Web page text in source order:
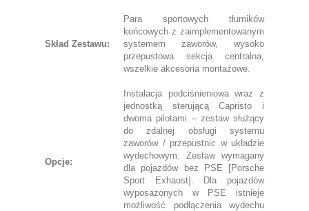
Skład Zestawu:
Para sportowych tłumików
końcowych z zaimplementowanym
systemem zaworów, wysoko
przepustowa sekcja centralna,
wszelkie akcesoria montażowe.
Opcje:
Instalacja podciśnieniowa wraz z
jednostką sterującą Capristo i
dwoma pilotami – zestaw służący
do zdalnej obsługi systemu
zaworów / przepustnic w układzie
wydechowym. Zestaw wymagany
dla pojazdów bez PSE [Porsche
Sport Exhaust]. Dla pojazdów
wyposażonych w PSE istnieje
możliwość podłączenia wydechu